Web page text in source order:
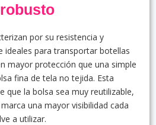
por su resistencia y
ideales para transportar botellas
mayor protección que una simple
fina de tela no tejida. Esta
que la bolsa sea muy reutilizable,
una mayor visibilidad cada
a utilizar.